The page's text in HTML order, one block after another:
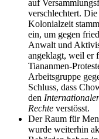
auf
verschlechtert.
Kolonialzeit
ein, um gegen
Anwalt und
angeklagt, weil er
Tiananmen-
Arbeitsgruppe
Schluss, dass
den
Rechte verstösst.
Der Raum für
wurde weiterhin